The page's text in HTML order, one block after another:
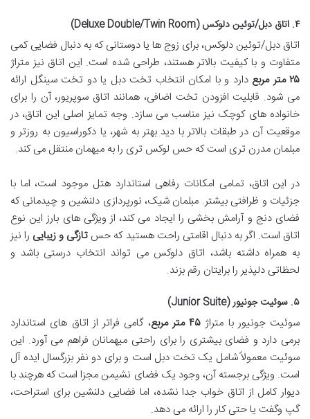
۴. اتاق دبل/توئین دلوکس (Deluxe Double/Twin Room)
اتاق دبل/توئین دلوکس، برای زوج ها یا دوستانی که به دنبال فضایی کمی
متفاوت و با کیفیت بالاتر هستند، طراحی شده است. این اتاق نیز متراژ
۲۵ متر مربع
دارد و با امکان انتخاب تخت دبل یا دو تخت سینگل ارائه
می شود. قابلیت افزودن تخت اضافی، همانند اتاق سوپریور، آن را برای
خانواده های کوچک نیز مناسب می سازد. وجه تمایز اصلی این اتاق، در
موقعیت آن در طبقات بالاتر با دید بهتر به شهر، یا دکوراسیون به روزتر و
مبلمان مدرن تری است که حس لوکس تری را به میهمان منتقل می کند.
در این اتاق، تمامی امکانات رفاهی استاندارد هتل موجود است، اما با
جزئیات و ظرافتی بیشتر. مبلمان شیک، نورپردازی دلنشین و چیدمانی که
فضای دنج و آرامش بخشی را ایجاد می کند، از ویژگی های بارز این نوع
اتاق است. اگر به دنبال اقامتی راحت هستید که حس تازگی و زیبایی را نیز
به همراه داشته باشد، اتاق دلوکس می تواند انتخاب درستی باشد و
لحظاتی دلپذیر را برایتان رقم بزند.
۵. سوئیت جونیور (Junior Suite)
سوئیت جونیور با متراژ ۴۵ متر مربع
، گامی فراتر از اتاق های استاندارد
برمی دارد و فضای بیشتری را برای راحتی میهمانان فراهم می آورد. این
سوئیت معمولاً شامل یک تخت دبل است و برای دو نفر بزرگسال ایده آل
است. ویژگی برجسته آن، وجود یک فضای نشیمن مجزا است که هرچند با
دیوار کامل از اتاق خواب جدا نشده، اما فضایی دلنشین برای استراحت،
گپ وگفت یا حتی کار را ارائه می دهد.